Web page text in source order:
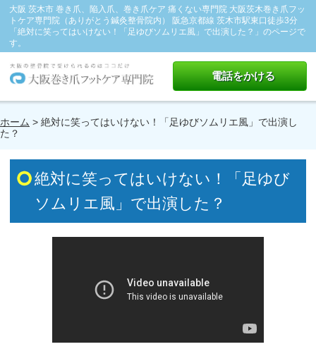
大阪 茨木市 巻き爪、陥入爪、巻き爪ケア 痛くない専門院 大阪茨木巻き爪フッ
トケア専門院（ありがとう鍼灸整骨院内） 阪急京都線 茨木市駅東口徒歩3分
「絶対に笑ってはいけない！「足ゆびソムリエ風」で出演した？」のページで
す。
電話をかける
ホーム > 絶対に笑ってはいけない！「足ゆびソムリエ風」で出演し
た？
絶対に笑ってはいけない！「足ゆび
ソムリエ風」で出演した？